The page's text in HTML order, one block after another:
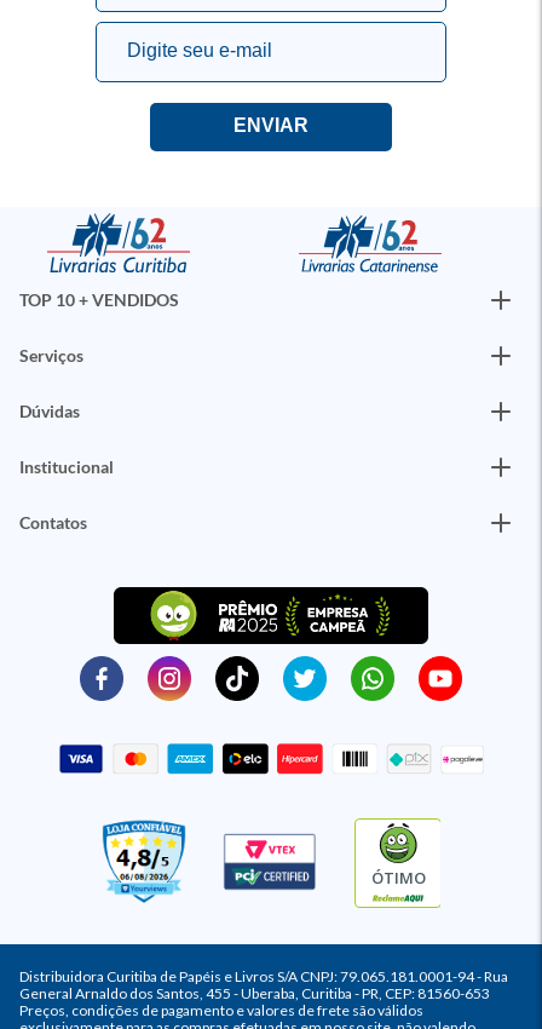
TOP 10 + VENDIDOS
Serviços
Dúvidas
Institucional
Contatos
ÓTIMO
Distribuidora Curitiba de Papéis e Livros S/A CNPJ: 79.065.181.0001-94 - Rua
General Arnaldo dos Santos, 455 - Uberaba, Curitiba - PR, CEP: 81560-653
Preços, condições de pagamento e valores de frete são válidos